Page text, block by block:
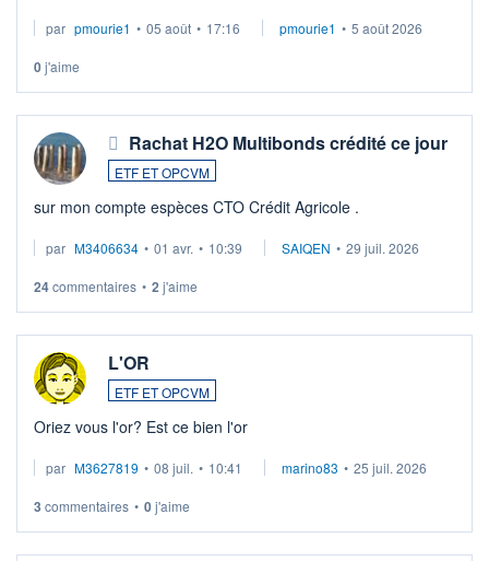
par pmourie1 • 05 août • 17:16 pmourie1 • 5 août 2026
0j'aime
Rachat H2O Multibonds crédité ce jour
ETF ET OPCVM
sur mon compte espèces CTO Crédit Agricole .
par M3406634 • 01 avr. • 10:39 SAIQEN • 29 juil. 2026
24commentaires • 2 j'aime
L'OR
ETF ET OPCVM
Oriez vous l'or? Est ce bien l'or
par M3627819 • 08 juil. • 10:41 marino83 • 25 juil. 2026
3 commentaires • 0j'aime